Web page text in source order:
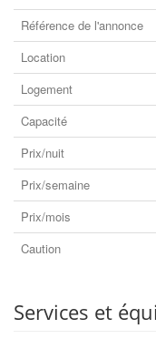
Référence de l'annonce
Location
Logement
Capacité
Prix/nuit
Prix/semaine
Prix/mois
Caution
Services et